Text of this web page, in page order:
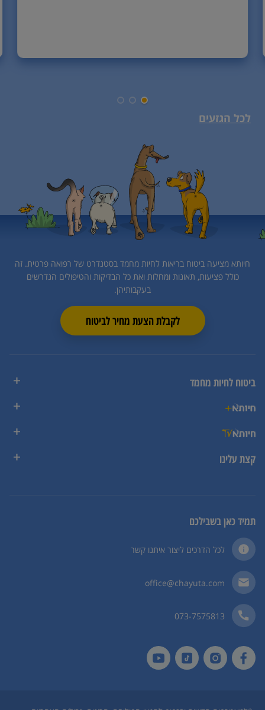
לכל הגזעים
חיותא מציעה ביטוח בריאות לחיות מחמד בסטנדרט של רפואה פרטית. זה
כולל פציעות, תאונות ומחלות ואת כל הבדיקות והטיפולים הנדרשים
בעקבותיהן.
לקבלת הצעת מחיר לביטוח
ביטוח לחיות מחמד
קצת עלינו
תמיד כאן בשבילכם
לכל הדרכים ליצור איתנו קשר
office@chayuta.com
073-7575813